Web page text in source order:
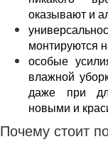
оказывают и
монтируются
особые
влажной
даже при
новыми и
Почему стоит